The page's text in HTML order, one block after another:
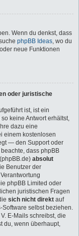
Wenn du denkst, dass
phpBB Ideas, wo du
neue Funktionen
oder juristische
ist, ist ein
keine Antwort erhältst,
dazu eine
einem kostenlosen
— den Support oder
dass phpBB
absolut
Benutzer der
phpBB Limited oder
juristischen Fragen
sich nicht direkt auf
selbst beziehen.
E-Mails schreibst, die
du, wenn überhaupt,